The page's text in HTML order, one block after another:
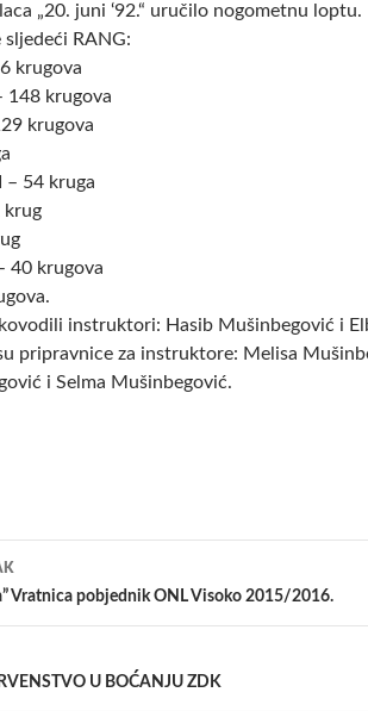
„20. juni ‘92.“ uručilo nogometnu loptu.
sljedeći RANG:
krugova
148 krugova
krugova
– 54 kruga
krug
40 krugova
instruktori: Hasib Mušinbegović i
pripravnice za instruktore: Melisa
i Selma Mušinbegović.
Vratnica pobjednik ONL Visoko 2015/2016.
U BOĆANJU ZDK